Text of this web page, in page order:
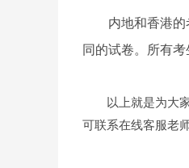
内地和香港的考
同的试卷。所有
以上就是为大家
可联系在线客服老